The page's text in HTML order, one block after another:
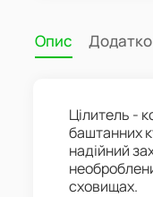
Опис
Цілитель -
баштанних
надійний
сховищах.